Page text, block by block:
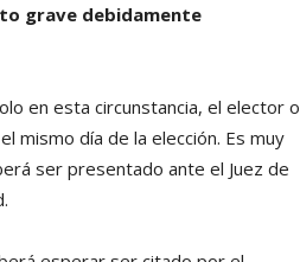
grave debidamente
en esta circunstancia, el elector o
mismo día de la elección. Es muy
ser presentado ante el Juez de